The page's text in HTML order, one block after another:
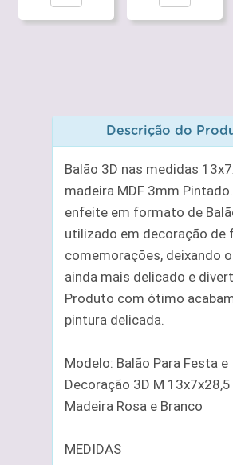
Descrição do
Balão 3D nas medidas
madeira MDF 3mm
enfeite em formato de
utilizado em decoração de
comemorações, deixando
ainda mais delicado e
Produto com ótimo
pintura delicada.
Modelo: Balão Para Festa e
Decoração 3D M
Madeira Rosa e Branco
MEDIDAS